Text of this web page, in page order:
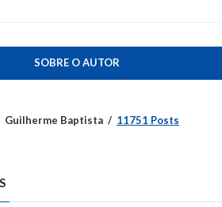
SOBRE O AUTOR
Guilherme Baptista 11751 Posts